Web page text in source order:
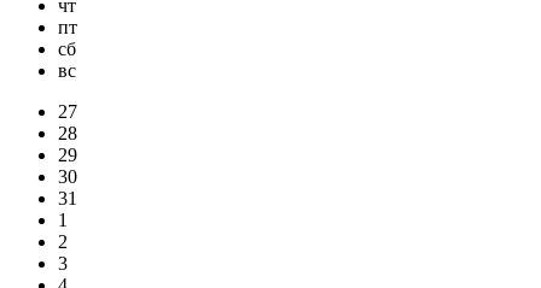
чт
пт
сб
вс
27
28
29
30
31
1
2
3